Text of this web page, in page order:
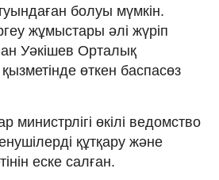
болуы мүмкін.
жұмыстары әлі жүріп
Уәкішев Орталық
өткен баспасөз
министрлігі өкілі ведомство
құтқару және
еске салған.